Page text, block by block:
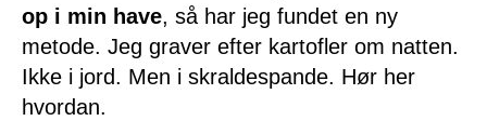
op i min have, så har jeg fundet en ny
metode. Jeg graver efter kartofler om natten.
Ikke i jord. Men i skraldespande. Hør her
hvordan.